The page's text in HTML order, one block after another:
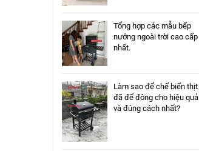
Tổng hợp các mẫu bếp
nướng ngoài trời cao cấp
nhất.
Làm sao để chế biến thịt
đã để đông cho hiệu quả
và đúng cách nhất?